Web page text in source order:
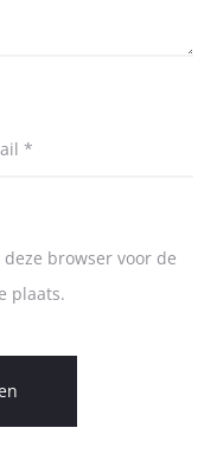
*
browser voor de
plaats.